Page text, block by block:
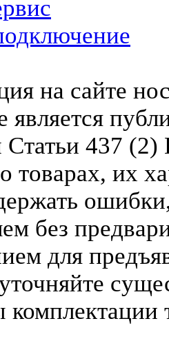
на сайте
является
437 (2)
их
без
для